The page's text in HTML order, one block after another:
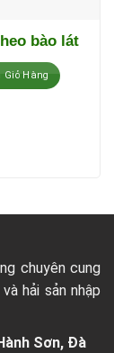
bào lát
Giỏ Hàng
chuyên cung
hải sản nhập
Sơn, Đà